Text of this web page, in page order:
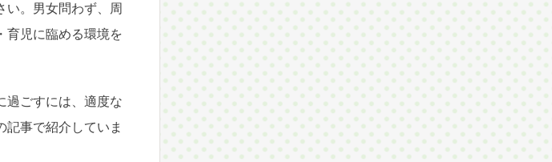
い。男女問わず、周
育児に臨める環境を
過ごすには、適度な
事で紹介していま